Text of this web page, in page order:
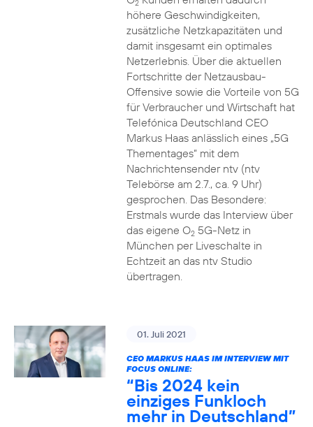
2
höhere Geschwindigkeiten,
zusätzliche Netzkapazitäten und
damit insgesamt ein optimales
Netzerlebnis. Über die aktuellen
Fortschritte der Netzausbau-
Offensive sowie die Vorteile von 5G
für Verbraucher und Wirtschaft hat
Telefónica Deutschland CEO
Markus Haas anlässlich eines „5G
Thementages“ mit dem
Nachrichtensender ntv (ntv
Telebörse am 2.7., ca. 9 Uhr)
gesprochen. Das Besondere:
Erstmals wurde das Interview über
das eigene O25G-Netz in
München per Liveschalte in
Echtzeit an das ntv Studio
übertragen.
01. Juli 2021
CEO MARKUS HAAS IM INTERVIEW MIT
FOCUS ONLINE:
“Bis 2024 kein
einziges Funkloch
mehr in Deutschland”